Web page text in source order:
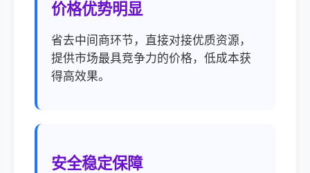
价格优势明显
省去中间商环节，直接对接优质资源，
提供市场最具竞争力的价格，低成本获
得高效果。
安全稳定保障